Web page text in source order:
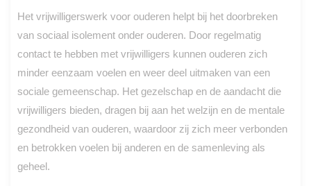
Het vrijwilligerswerk voor ouderen helpt bij het doorbreken
van sociaal isolement onder ouderen. Door regelmatig
contact te hebben met vrijwilligers kunnen ouderen zich
minder eenzaam voelen en weer deel uitmaken van een
sociale gemeenschap. Het gezelschap en de aandacht die
vrijwilligers bieden, dragen bij aan het welzijn en de mentale
gezondheid van ouderen, waardoor zij zich meer verbonden
en betrokken voelen bij anderen en de samenleving als
geheel.